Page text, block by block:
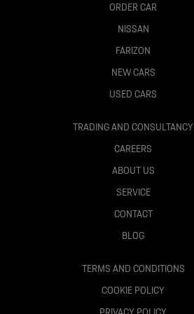
Monitorizare presiune pneuri
TEHNIC / MECANIC :
Motor 2.0L Panther Diesel
Putere: 110 CP (81 kW)
Cutie manuală 6 trepte
ORDER CAR
NISSAN
FARIZON
NEW CARS
USED CARS
TRADING AND CONSULTANCY
CAREERS
ABOUT US
SERVICE
CONTACT
BLOG
TERMS AND CONDITIONS
COOKIE POLICY